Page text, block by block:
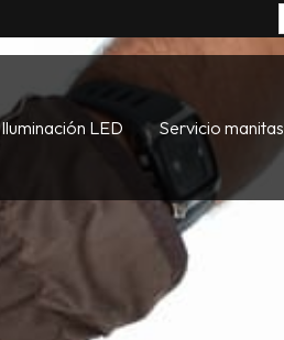
Iluminación LED Servicio manitas